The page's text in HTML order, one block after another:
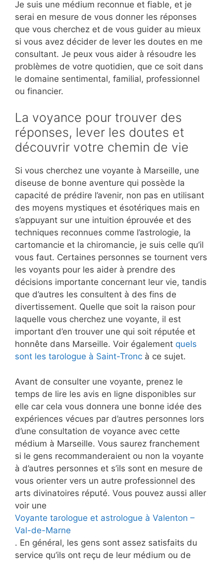
Je suis une médium reconnue et fiable, et je
serai en mesure de vous donner les réponses
que vous cherchez et de vous guider au mieux
si vous avez décider de lever les doutes en me
consultant. Je peux vous aider à résoudre les
problèmes de votre quotidien, que ce soit dans
le domaine sentimental, familial, professionnel
ou financier.
La voyance pour trouver des
réponses, lever les doutes et
découvrir votre chemin de vie
Si vous cherchez une voyante à Marseille, une
diseuse de bonne aventure qui possède la
capacité de prédire l’avenir, non pas en utilisant
des moyens mystiques et ésotériques mais en
s’appuyant sur une intuition éprouvée et des
techniques reconnues comme l’astrologie, la
cartomancie et la chiromancie, je suis celle qu’il
vous faut. Certaines personnes se tournent vers
les voyants pour les aider à prendre des
décisions importante concernant leur vie, tandis
que d’autres les consultent à des fins de
divertissement. Quelle que soit la raison pour
laquelle vous cherchez une voyante, il est
important d’en trouver une qui soit réputée et
honnête dans Marseille. Voir également quels
sont les tarologue à Saint-Tronc à ce sujet.
Avant de consulter une voyante, prenez le
temps de lire les avis en ligne disponibles sur
elle car cela vous donnera une bonne idée des
expériences vécues par d’autres personnes lors
d’une consultation de voyance avec cette
médium à Marseille. Vous saurez franchement
si le gens recommanderaient ou non la voyante
à d’autres personnes et s’ils sont en mesure de
vous orienter vers un autre professionnel des
arts divinatoires réputé. Vous pouvez aussi aller
voir une
Voyante tarologue et astrologue à Valenton –
Val-de-Marne
. En général, les gens sont assez satisfaits du
service qu’ils ont reçu de leur médium ou de